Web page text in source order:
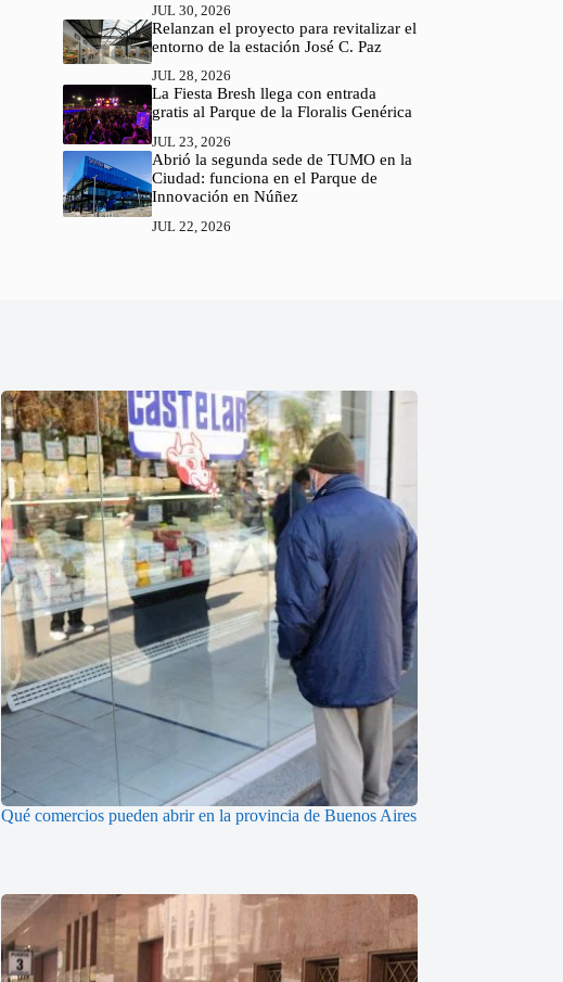
JUL 30, 2026
Relanzan el proyecto para revitalizar el
entorno de la estación José C. Paz
JUL 28, 2026
La Fiesta Bresh llega con entrada
gratis al Parque de la Floralis Genérica
JUL 23, 2026
Abrió la segunda sede de TUMO en la
Ciudad: funciona en el Parque de
Innovación en Núñez
JUL 22, 2026
Qué comercios pueden abrir en la provincia de Buenos Aires